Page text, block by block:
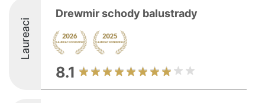
Laureaci
Drewmir schody balustrady
8.1